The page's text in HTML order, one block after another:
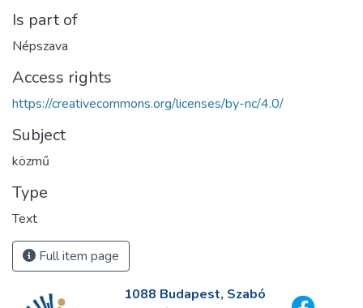
Is part of
Népszava
Access rights
https://creativecommons.org/licenses/by-nc/4.0/
Subject
közmű
Type
Text
Full item page
1088 Budapest, Szabó